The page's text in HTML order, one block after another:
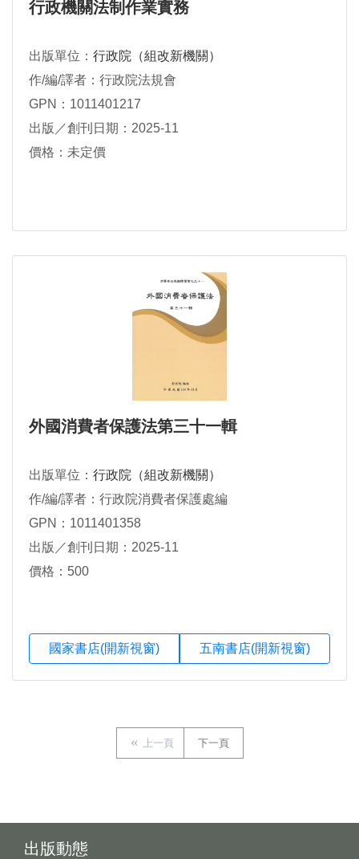
行政機關法制作業實務
出版單位： 行政院（組改新機關）
作/編/譯者：行政院法規會
GPN：1011401217
出版／創刊日期：2025-11
價格：未定價
外國消費者保護法第三十一輯
出版單位： 行政院（組改新機關）
作/編/譯者：行政院消費者保護處編
GPN：1011401358
出版／創刊日期：2025-11
價格：500
國家書店(開新視窗) 五南書店(開新視窗)
上一頁 下一頁
出版動態